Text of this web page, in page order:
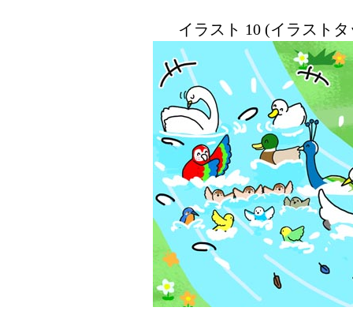
イラスト 10 (イラスト